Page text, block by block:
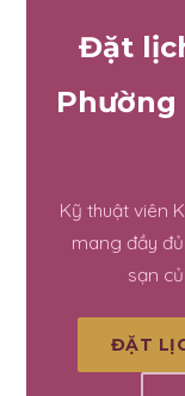
Đặt
Kỹ thuật viên
mang đầy
sạn
ĐẶT